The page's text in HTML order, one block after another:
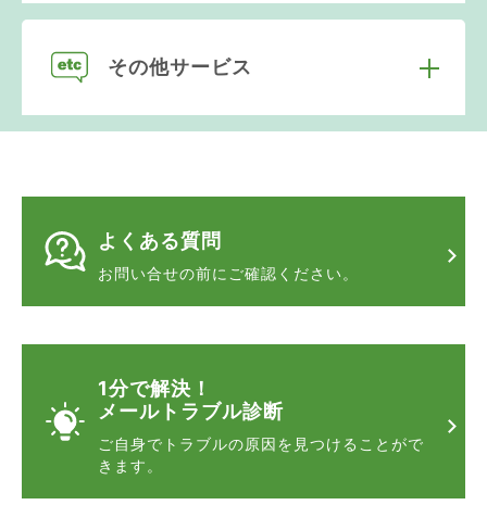
その他サービス
よくある質問
お問い合せの前に ご確認ください。
1分で解決！
メールトラブル診断
ご自身でトラブルの原因を 見つけることがで
きます。